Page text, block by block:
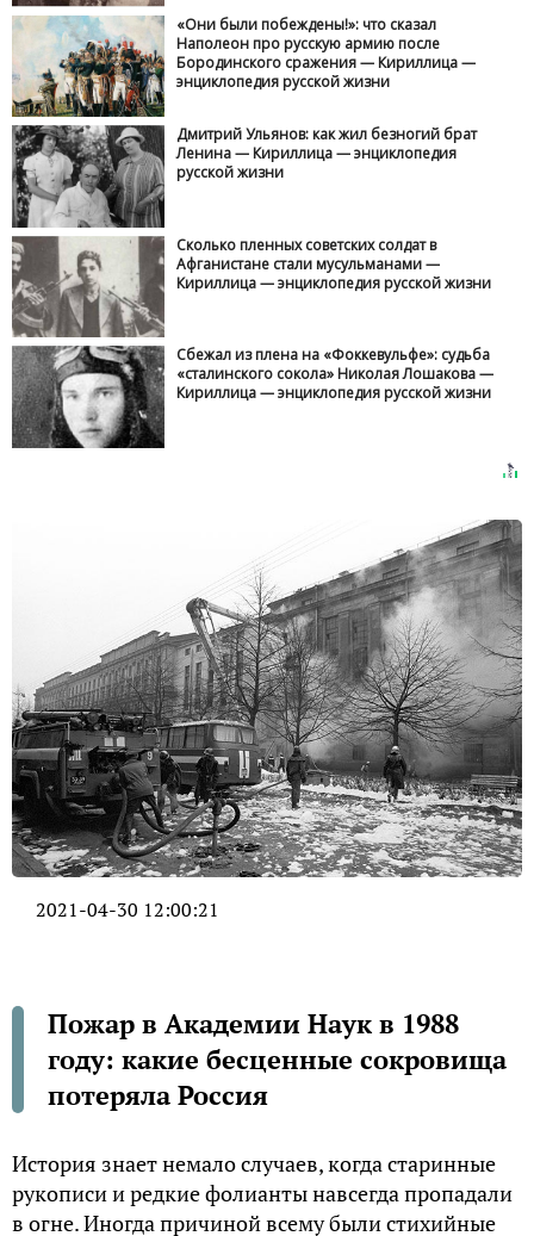
«Они были побеждены!»: что сказал
Наполеон про русскую армию после
Бородинского сражения — Кириллица —
энциклопедия русской жизни
Дмитрий Ульянов: как жил безногий брат
Ленина — Кириллица — энциклопедия
русской жизни
Сколько пленных советских солдат в
Афганистане стали мусульманами —
Кириллица — энциклопедия русской жизни
Сбежал из плена на «Фоккевульфе»: судьба
«сталинского сокола» Николая Лошакова —
Кириллица — энциклопедия русской жизни
2021-04-30 12:00:21
Пожар в Академии Наук в 1988
году: какие бесценные сокровища
потеряла Россия
История знает немало случаев, когда старинные
рукописи и редкие фолианты навсегда пропадали
в огне. Иногда причиной всему были стихийные